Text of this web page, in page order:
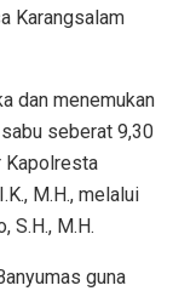
Karangsalam
dan menemukan
seberat 9,30
Kapolresta
M.H., melalui
S.H., M.H.
guna